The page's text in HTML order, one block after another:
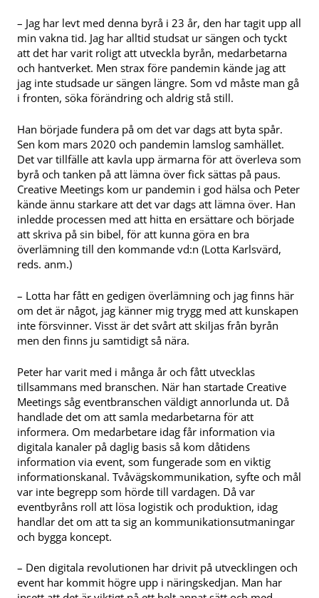
– Jag har levt med denna byrå i 23 år, den har tagit upp all
min vakna tid. Jag har alltid studsat ur sängen och tyckt
att det har varit roligt att utveckla byrån, medarbetarna
och hantverket. Men strax före pandemin kände jag att
jag inte studsade ur sängen längre. Som vd måste man gå
i fronten, söka förändring och aldrig stå still.
Han började fundera på om det var dags att byta spår.
Sen kom mars 2020 och pandemin lamslog samhället.
Det var tillfälle att kavla upp ärmarna för att överleva som
byrå och tanken på att lämna över fick sättas på paus.
Creative Meetings kom ur pandemin i god hälsa och Peter
kände ännu starkare att det var dags att lämna över. Han
inledde processen med att hitta en ersättare och började
att skriva på sin bibel, för att kunna göra en bra
överlämning till den kommande vd:n (Lotta Karlsvärd,
reds. anm.)
– Lotta har fått en gedigen överlämning och jag finns här
om det är något, jag känner mig trygg med att kunskapen
inte försvinner. Visst är det svårt att skiljas från byrån
men den finns ju samtidigt så nära.
Peter har varit med i många år och fått utvecklas
tillsammans med branschen. När han startade Creative
Meetings såg eventbranschen väldigt annorlunda ut. Då
handlade det om att samla medarbetarna för att
informera. Om medarbetare idag får information via
digitala kanaler på daglig basis så kom dåtidens
information via event, som fungerade som en viktig
informationskanal. Tvåvägskommunikation, syfte och mål
var inte begrepp som hörde till vardagen. Då var
eventbyråns roll att lösa logistik och produktion, idag
handlar det om att ta sig an kommunikationsutmaningar
och bygga koncept.
– Den digitala revolutionen har drivit på utvecklingen och
event har kommit högre upp i näringskedjan. Man har